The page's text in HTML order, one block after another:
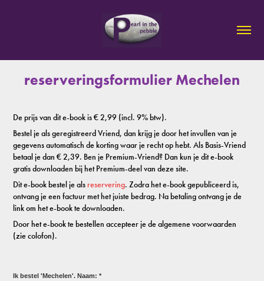
reserveringsformulier Mechelen
De prijs van dit e-book is € 2,99 (incl. 9% btw).
Bestel je als geregistreerd Vriend, dan krijg je door het invullen van je
gegevens automatisch de korting waar je recht op hebt. Als Basis-Vriend
betaal je dan € 2,39. Ben je Premium-Vriend? Dan kun je dit e-book
gratis downloaden bij het Premium-deel van deze site.
Dit e-book bestel je als reservering. Zodra het e-book gepubliceerd is,
ontvang je een factuur met het juiste bedrag. Na betaling ontvang je de
link om het e-book te downloaden.
Door het e-book te bestellen accepteer je de algemene voorwaarden
(zie colofon).
Ik bestel 'Mechelen'. Naam: *